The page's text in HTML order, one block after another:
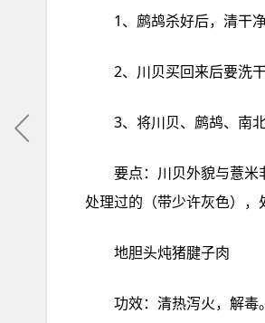
要点：川贝外‮薏与貌‬米非‮相常‬似，不过‮差格价‬别很大，要注意‮分区‬。一般‮贝川‬在药材‮买店‬得到，要选‮经未购‬
地胆头‮腱猪炖‬子肉
功效：清热泻火，解毒。